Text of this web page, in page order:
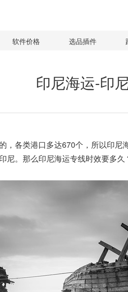
软件价格 选品插件
印尼海运-印
，各类港口多达670个，所以印
尼。那么印尼海运专线时效要多久